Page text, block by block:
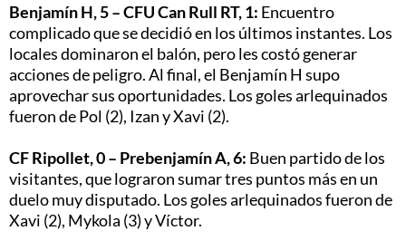
Benjamín H, 5 – CFU Can Rull RT, 1: Encuentro
complicado que se decidió en los últimos instantes. Los
locales dominaron el balón, pero les costó generar
acciones de peligro. Al final, el Benjamín H supo
aprovechar sus oportunidades. Los goles arlequinados
fueron de Pol (2), Izan y Xavi (2).
CF Ripollet, 0 – Prebenjamín A, 6: Buen partido de los
visitantes, que lograron sumar tres puntos más en un
duelo muy disputado. Los goles arlequinados fueron de
Xavi (2), Mykola (3) y Víctor.